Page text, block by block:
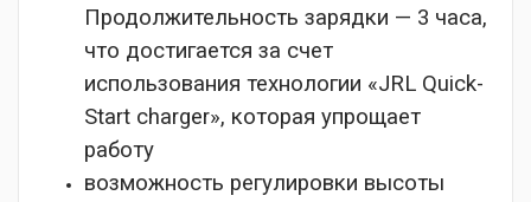
Продолжительность зарядки — 3 часа,
что достигается за счет
использования технологии «JRL Quick-
Start charger», которая упрощает
работу
возможность регулировки высоты